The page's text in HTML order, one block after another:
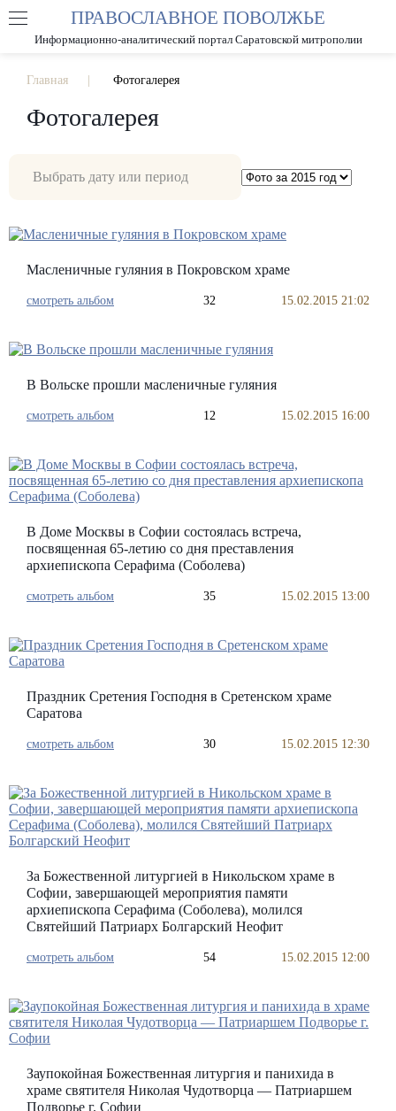
РАЗМЕР ШРИФТА А А
ПРАВОСЛАВНОЕ ПОВОЛЖЬЕ
Информационно-аналитический портал Саратовской митрополии
Главная Фотогалерея
Фотогалерея
Масленичные гуляния в Покровском храме
смотреть альбом 32 15.02.2015 21:02
В Вольске прошли масленичные гуляния
смотреть альбом 12 15.02.2015 16:00
В Доме Москвы в Софии состоялась встреча,
посвященная 65-летию со дня преставления
архиепископа Серафима (Соболева)
смотреть альбом 35 15.02.2015 13:00
Праздник Сретения Господня в Сретенском храме
Саратова
смотреть альбом 30 15.02.2015 12:30
За Божественной литургией в Никольском храме в
Софии, завершающей мероприятия памяти
архиепископа Серафима (Соболева), молился
Святейший Патриарх Болгарский Неофит
смотреть альбом 54 15.02.2015 12:00
Заупокойная Божественная литургия и панихида в
храме святителя Николая Чудотворца — Патриаршем
Подворье г. Софии